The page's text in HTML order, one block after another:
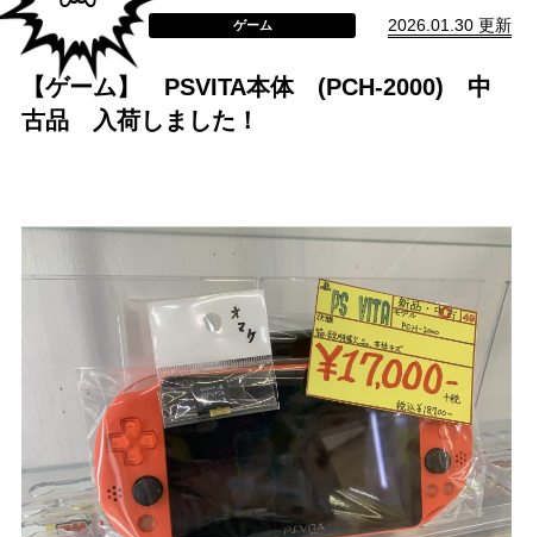
宅配／出張買取 店舗案内 お問い合わせ
プライバシーポリシー 求人情報
English
公式 トレジャー
ゲーム 2026.01.30 更新
【ゲーム】 PSVITA本体 (PCH-2000) 中
古品 入荷しました！